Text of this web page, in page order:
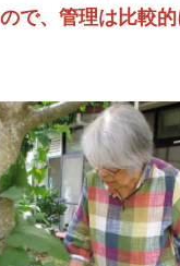
で、管理は比較的